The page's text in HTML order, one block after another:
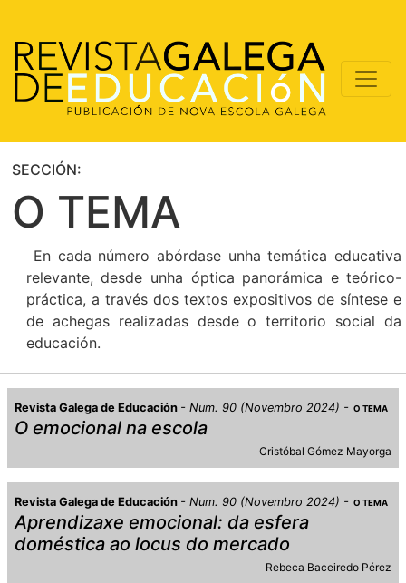
SECCIÓN:
O TEMA
En cada número abórdase unha temática educativa
relevante, desde unha óptica panorámica e teórico-
práctica, a través dos textos expositivos de síntese e
de achegas realizadas desde o territorio social da
educación.
Revista Galega de Educación Num. 90 (Novembro 2024) O TEMA
O emocional na escola
Cristóbal Gómez Mayorga
Revista Galega de Educación Num. 90 (Novembro 2024) O TEMA
Aprendizaxe emocional: da esfera
doméstica ao locus do mercado
Rebeca Baceiredo Pérez